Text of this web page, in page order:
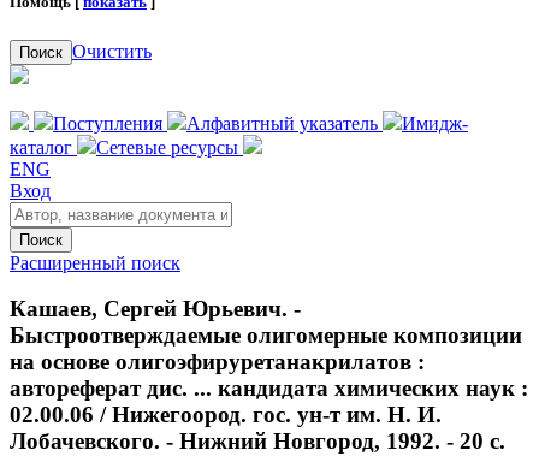
Поиск Очистить
Поступления Алфавитный указатель
Имидж-
каталог
Сетевые ресурсы
ENG
Вход
Поиск
Расширенный поиск
Кашаев, Сергей Юрьевич. -
Быстроотверждаемые олигомерные композиции
на основе олигоэфируретанакрилатов :
автореферат дис. ... кандидата химических наук :
02.00.06 / Нижегоород. гос. ун-т им. Н. И.
Лобачевского. - Нижний Новгород, 1992. - 20 с.